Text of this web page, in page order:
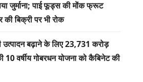
जुर्माना; पाई फूड्स की मोंक फ्रूट
की बिक्री पर भी रोक
उत्पादन बढ़ाने के लिए 23,731 करोड़
10 वर्षीय गोबरधन योजना को कैबिनेट की